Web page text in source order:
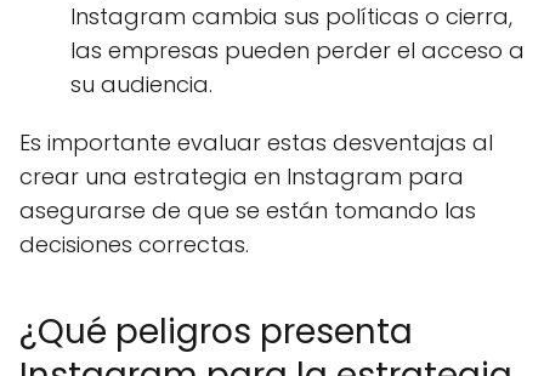
Instagram cambia sus políticas o cierra,
las empresas pueden perder el acceso a
su audiencia.
Es importante evaluar estas desventajas al
crear una estrategia en Instagram para
asegurarse de que se están tomando las
decisiones correctas.
¿Qué peligros presenta